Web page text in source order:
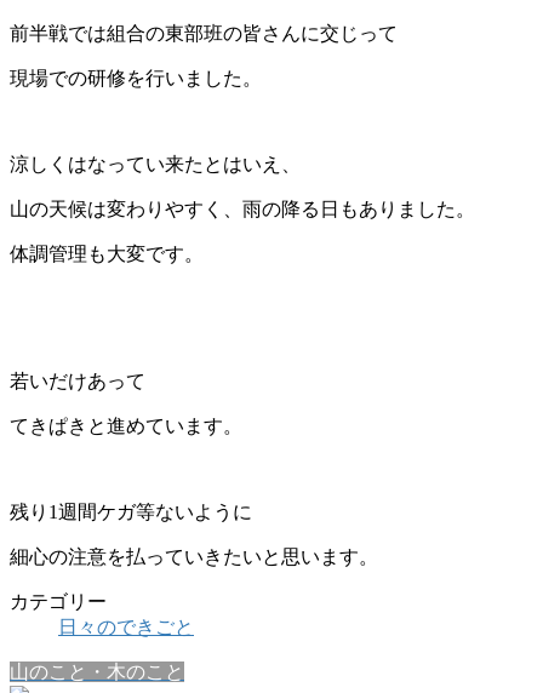
前半戦では組合の東部班の皆さんに交じって
現場での研修を行いました。
涼しくはなってい来たとはいえ、
山の天候は変わりやすく、雨の降る日もありました。
体調管理も大変です。
若いだけあって
てきぱきと進めています。
残り1週間ケガ等ないように
細心の注意を払っていきたいと思います。
カテゴリー
日々のできごと
山のこと・木のこと